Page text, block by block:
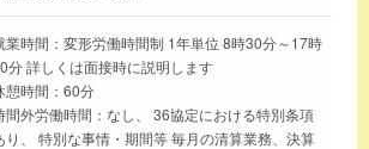
業時間：変形労働時間制 1年単位 8時30分～17時
分 詳しくは面接時に説明します
憩時間：60分
間外労働時間：なし、 36協定における特別条項
り、 特別な事情・期間等 毎月の清算業務、決算